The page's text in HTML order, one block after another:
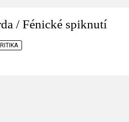
/ Fénické spiknutí